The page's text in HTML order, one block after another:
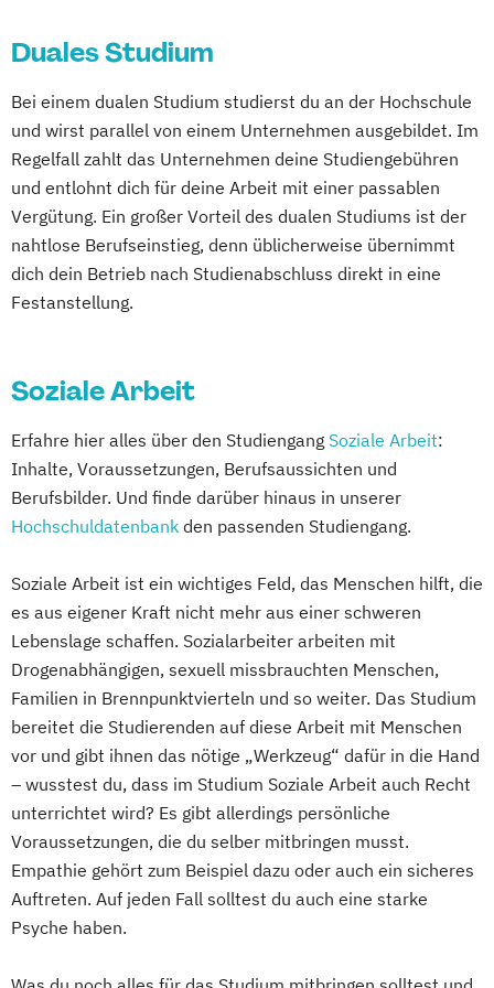
Kindheitspädagogik Duales Studium
Komplementäre Heilverfahren in der
Schmerztherapie
Krisenmanagement im Be­völ­kerungsschutz
Logopädie
Medical Fitness & Athletic Management
Medizinalfachberufe
Osteopathie i.V.
Pharmaproduktion
Physician Assistant Physiotherapie
Psychologie und Psychologisches
Empowerment
Psychosoziale Beratung in Sozialer Arbeit
Soziale Arbeit
Soziale Arbeit Duales Studium
Soziale Arbeit Präsenzstudium
Sozialmanagement
Duales Studium
Bei einem dualen Studium studierst du an der Hochschule
und wirst parallel von einem Unternehmen ausgebildet. Im
Regelfall zahlt das Unternehmen deine Studiengebühren
und entlohnt dich für deine Arbeit mit einer passablen
Vergütung. Ein großer Vorteil des dualen Studiums ist der
nahtlose Berufseinstieg, denn üblicherweise übernimmt
dich dein Betrieb nach Studienabschluss direkt in eine
Festanstellung.
Soziale Arbeit
Erfahre hier alles über den Studiengang Soziale Arbeit:
Inhalte, Voraussetzungen, Berufsaussichten und
Berufsbilder. Und finde darüber hinaus in unserer
Hochschuldatenbank den passenden Studiengang.
Soziale Arbeit ist ein wichtiges Feld, das Menschen hilft, die
es aus eigener Kraft nicht mehr aus einer schweren
Lebenslage schaffen. Sozialarbeiter arbeiten mit
Drogenabhängigen, sexuell missbrauchten Menschen,
Familien in Brennpunktvierteln und so weiter. Das Studium
bereitet die Studierenden auf diese Arbeit mit Menschen
vor und gibt ihnen das nötige „Werkzeug“ dafür in die Hand
– wusstest du, dass im Studium Soziale Arbeit auch Recht
unterrichtet wird? Es gibt allerdings persönliche
Voraussetzungen, die du selber mitbringen musst.
Empathie gehört zum Beispiel dazu oder auch ein sicheres
Auftreten. Auf jeden Fall solltest du auch eine starke
Psyche haben.